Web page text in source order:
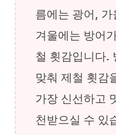
름에는 광어,
겨울에는 방어
철 횟감입니다.
맞춰 제철 횟감
가장 신선하고
천받으실 수 있